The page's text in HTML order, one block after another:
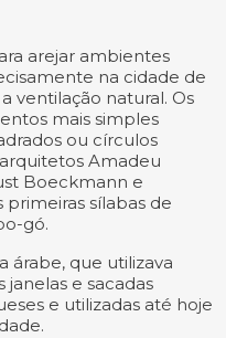
arejar ambientes
na cidade de
ventilação natural. Os
mais simples
ou círculos
Amadeu
Boeckmann e
sílabas de
gó.
árabe, que utilizava
janelas e sacadas
e utilizadas até hoje